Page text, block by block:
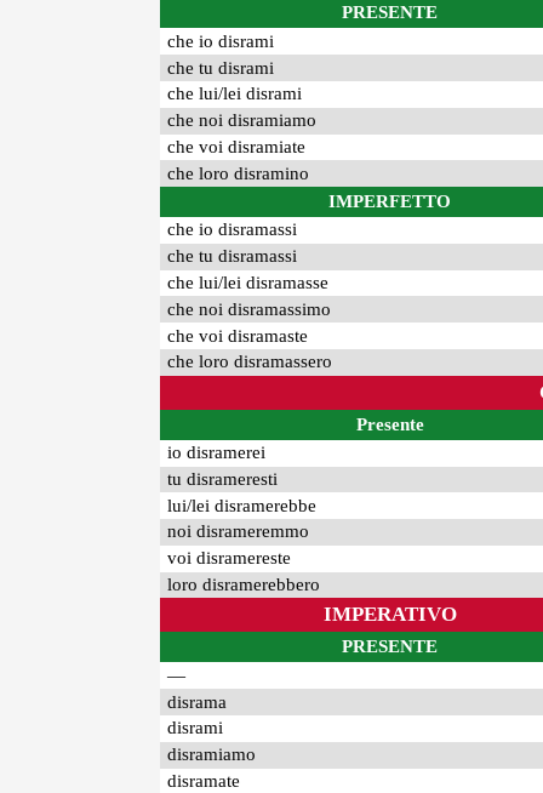
PRESENTE
che io disrami
che tu disrami
che lui/lei disrami
che noi disramiamo
che voi disramiate
che loro disramino
IMPERFETTO
che io disramassi
che tu disramassi
che lui/lei disramasse
che noi disramassimo
che voi disramaste
che loro disramassero
Presente
io disramerei
tu disrameresti
lui/lei disramerebbe
noi disrameremmo
voi disramereste
loro disramerebbero
IMPERATIVO
PRESENTE
—
disrama
disrami
disramiamo
disramate